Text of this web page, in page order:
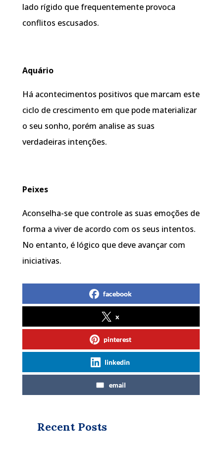
lado rígido que frequentemente provoca
conflitos escusados.
Aquário
Há acontecimentos positivos que marcam este
ciclo de crescimento em que pode materializar
o seu sonho, porém analise as suas
verdadeiras intenções.
Peixes
Aconselha-se que controle as suas emoções de
forma a viver de acordo com os seus intentos.
No entanto, é lógico que deve avançar com
iniciativas.
facebook
x
pinterest
linkedin
email
Recent Posts